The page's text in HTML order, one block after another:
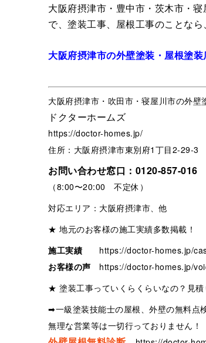
大阪府摂津市・豊中市・茨木市・
で、塗装工事、屋根工事のことな
大阪府摂津市の外壁塗装・屋根塗装
大阪府摂津市・吹田市・寝屋川市の外
ドクターホームズ
https://doctor-homes.jp/
住所：大阪府摂津市東別府1丁目2-29-3
お問い合わせ窓口： 0120-857-016
（8:00〜20:00 不定休）
対応エリア：大阪府摂津市、他
★ 地元のお客様の施工実績多数掲載！
施工実績
https://doctor-homes.jp/
お客様の声
https://doctor-homes.jp/
★ 塗装工事っていくらくらいなの？見積
➡一級塗装技能士の屋根、外壁の無料点
無理な営業等は一切行っておりません！